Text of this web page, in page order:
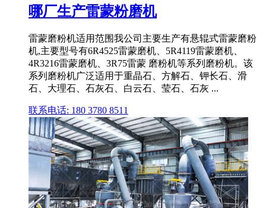
哪厂生产雷蒙粉磨机
雷蒙磨粉机适用范围我公司主要生产有悬辊式雷蒙磨粉
机,主要型号有6R4525雷蒙磨机、5R4119雷蒙磨机、
4R3216雷蒙磨机、3R75雷蒙 磨粉机等系列磨粉机。该
系列磨粉机广泛适用于重晶石、方解石、钾长石、滑
石、大理石、石灰石、白云石、莹石、石灰 ...
联系电话: 180 3780 8511